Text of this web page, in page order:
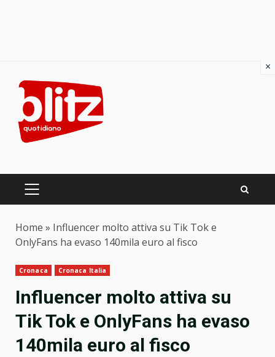
content
PRIMARY
Home » Influencer molto attiva su Tik Tok e
OnlyFans ha evaso 140mila euro al fisco
Cronaca Cronaca Italia
Influencer molto attiva su
Tik Tok e OnlyFans ha evaso
140mila euro al fisco
×